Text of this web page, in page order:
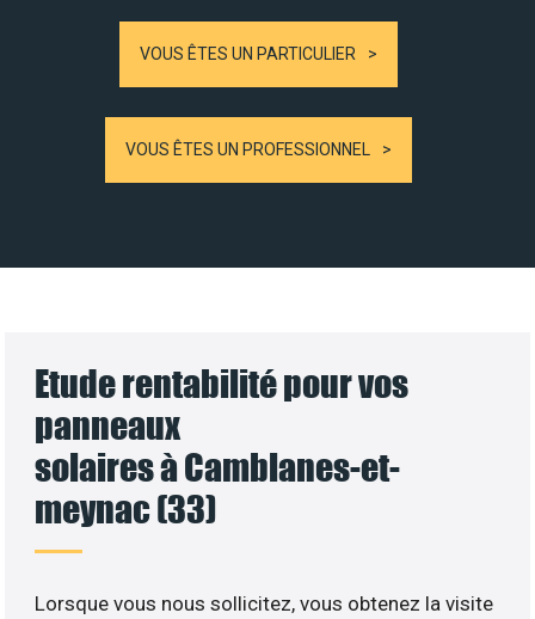
VOUS ÊTES UN PARTICULIER
VOUS ÊTES UN PROFESSIONNEL
Etude rentabilité pour vos
panneaux
solaires à Camblanes-et-
meynac (33)
Lorsque vous nous sollicitez, vous obtenez la visite